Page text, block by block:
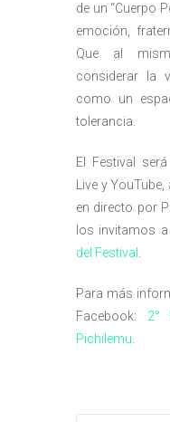
de un “Cuerpo
emoción,
Que al
considerar la
como un
tolerancia.
El Festival
Live y
en directo por
los invitamos a
del Festival
Para más
Facebook: 2°
Pichilemu